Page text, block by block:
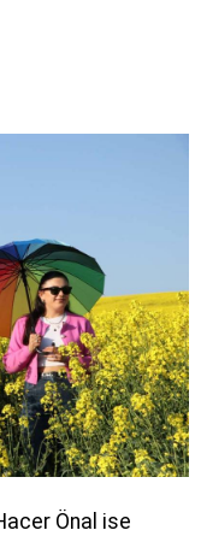
Önal ise